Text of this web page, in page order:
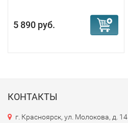
5 890 руб.
КОНТАКТЫ
г. Красноярск, ул. Молокова, д. 14